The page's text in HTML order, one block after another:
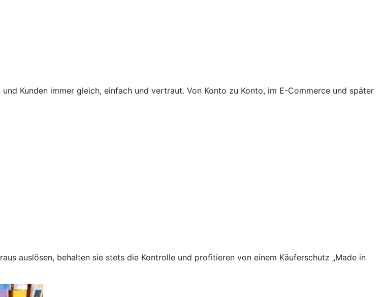
Kunden immer gleich, einfach und vertraut. Von Konto zu Konto, im E-Commerce und später
auslösen, behalten sie stets die Kontrolle und profitieren von einem Käuferschutz „Made in